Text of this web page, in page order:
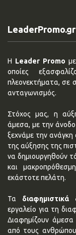
LeaderPromo.gr
Η Leader Promo
οποίες
πλεονεκτήματα, σε
ανταγωνισμός.
Στόχος μας, η
άμεσα, με την
ξεχνάμε την ανάγκη
της αύξησης της
να δημιουργηθούν
και
εκάστοτε πελάτη.
Τα
εργαλείο για τη
Διαφημίζουν άμεσα
από τους